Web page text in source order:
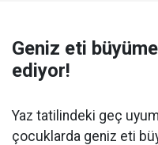
Geniz eti
ediyor!
Yaz tatilindeki geç
çocuklarda geniz eti